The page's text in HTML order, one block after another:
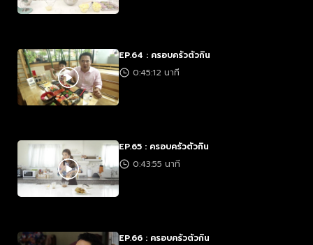
EP.64 : ครอบครัวตัวกิน
0:45:12 นาที
EP.65 : ครอบครัวตัวกิน
0:43:55 นาที
EP.66 : ครอบครัวตัวกิน